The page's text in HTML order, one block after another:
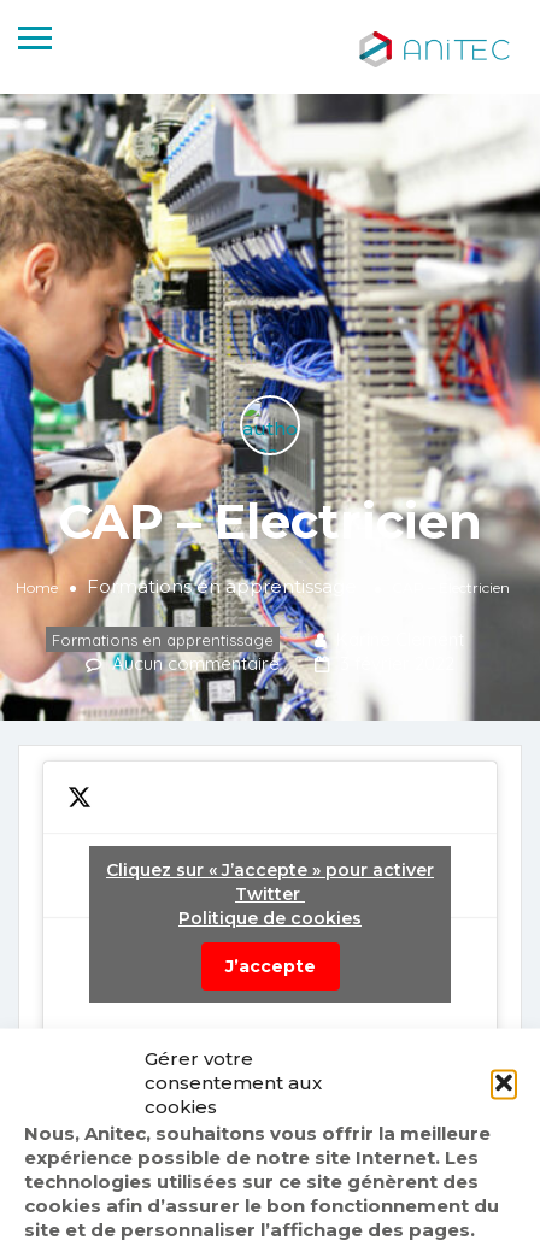
Gérer votre
consentement aux
cookies
Nous, Anitec, souhaitons vous offrir la meilleure
expérience possible de notre site Internet. Les
technologies utilisées sur ce site génèrent des
cookies afin d’assurer le bon fonctionnement du
site et de personnaliser l’affichage des pages.
CAP – Electricien
Home Formations en apprentissage CAP – Electricien
Formations en apprentissage
Aucun commentaire
Tweets by fr_anitec
Cliquez sur « J’accepte » pour activer
Twitter
Politique de cookies
J’accepte
Résumé de la formation